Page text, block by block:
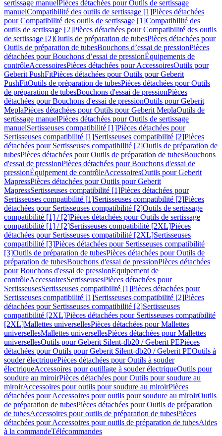
sertissage manuelPièces détachées pour Outils de sertissage
manuelCompatibilité des outils de sertissage [1]Pièces détachées
pour Compatibilité des outils de sertissage [1]Compatibilité des
outils de sertissage [2]Pièces détachées pour Compatibilité des outils
de sertissage [2]Outils de préparation de tubesPièces détachées pour
Outils de préparation de tubesBouchons d’essai de pressionPièces
détachées pour Bouchons d’essai de pressionÉquipements de
contrôleAccessoiresPièces détachées pour AccessoiresOutils pour
Geberit PushFitPièces détachées pour Outils pour Geberit
PushFitOutils de préparation de tubesPièces détachées pour Outils
de préparation de tubesBouchons d'essai de pressionPièces
détachées pour Bouchons d'essai de pressionOutils pour Geberit
MeplaPièces détachées pour Outils pour Geberit MeplaOutils de
sertissage manuelPièces détachées pour Outils de sertissage
manuelSertisseuses compatibilité [1]Pièces détachées pour
Sertisseuses compatibilité [1]Sertisseuses compatibilité [2]Pièces
détachées pour Sertisseuses compatibilité [2]Outils de préparation de
tubesPièces détachées pour Outils de préparation de tubesBouchons
d'essai de pressionPièces détachées pour Bouchons d'essai de
pressionÉquipement de contrôleAccessoiresOutils pour Geberit
MapressPièces détachées pour Outils pour Geberit
MapressSertisseuses compatibilité [1]Pièces détachées pour
Sertisseuses compatibilité [1]Sertisseuses compatibilité [2]Pièces
détachées pour Sertisseuses compatibilité [2]Outils de sertissage
compatibilité [1] / [2]Pièces détachées pour Outils de sertissage
compatibilité [1] / [2]Sertisseuses compatibilité [2XL]Pièces
détachées pour Sertisseuses compatibilité [2XL]Sertisseuses
compatibilité [3]Pièces détachées pour Sertisseuses compatibilité
[3]Outils de préparation de tubesPièces détachées pour Outils de
préparation de tubesBouchons d'essai de pressionPièces détachées
pour Bouchons d'essai de pressionEquipement de
contrôleAccessoiresSertisseusesPièces détachées pour
SertisseusesSertisseuses compatibilité [1]Pièces détachées pour
Sertisseuses compatibilité [1]Sertisseuses compatibilité [2]Pièces
détachées pour Sertisseuses compatibilité [2]Sertisseuses
compatibilité [2XL]Pièces détachées pour Sertisseuses compatibilité
[2XL]Mallettes universellesPièces détachées pour Mallettes
universellesMallettes universellesPièces détachées pour Mallettes
universellesOutils pour Geberit Silent-db20 / Geberit PEPièces
détachées pour Outils pour Geberit Silent-db20 / Geberit PEOutils à
souder électriquePièces détachées pour Outils à souder
électriqueAccessoires pour outillage à souder électriqueOutils pour
soudure au miroirPièces détachées pour Outils pour soudure au
miroirAccessoires pour outils pour soudure au miroirPièces
détachées pour Accessoires pour outils pour soudure au miroirOutils
de préparation de tubesPièces détachées pour Outils de préparation
de tubesAccessoires pour outils de préparation de tubesPièces
détachées pour Accessoires pour outils de préparation de tubesAides
à la commandeTélécommandes